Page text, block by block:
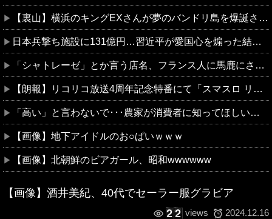
【裏山】横浜のキングEXさんが夢のバンドリ島を爆誕させ話題にｗｗｗｗ
日本兵撃ち施設に131億円…習近平が愛国心を煽った結果、「抗日テーマパーク｣が中国各地に広がる！
「シャトレーゼ」とか言う店名、フランス人に馬鹿にされまくる
【朗報】リコリコ放送4周年記念特番にて「スマスロ リコリス・リコイル」の演出映像”たぬきを掴まえろ”&”姫蒲を倒せ！”が公開される
「高い」と言わないで･･･農家が消費者に知ってほしいこと 日本農業新聞アンケート調査
【画像】地下アイドルのお○ぱいｗｗｗ
【画像】北朝鮮のビアガール、昭和wwwwww
【画像】酒井美紀、40代でセーラー服グラビア
views 2024.12.16